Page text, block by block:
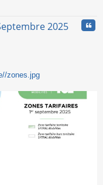
2025
zones.jpg